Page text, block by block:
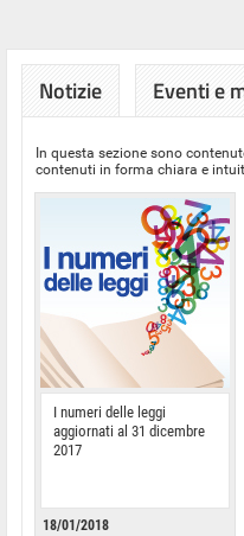
Notizie Eventi e
In questa sezione sono
contenuti in forma chiara e
I numeri delle leggi
aggiornati al 31 dicembre
2017
18/01/2018